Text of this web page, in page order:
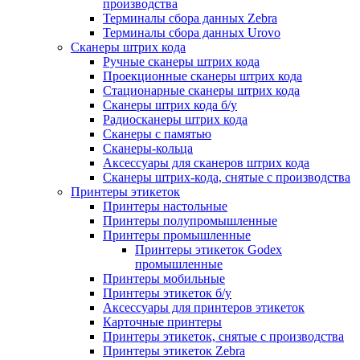
производства
Терминалы сбора данных Zebra
Терминалы сбора данных Urovo
Сканеры штрих кода
Ручные сканеры штрих кода
Проекционные сканеры штрих кода
Стационарные сканеры штрих кода
Сканеры штрих кода б/у
Радиосканеры штрих кода
Сканеры с памятью
Сканеры-кольца
Аксессуары для сканеров штрих кода
Сканеры штрих-кода, снятые с производства
Принтеры этикеток
Принтеры настольные
Принтеры полупромышленные
Принтеры промышленные
Принтеры этикеток Godex
промышленные
Принтеры мобильные
Принтеры этикеток б/у
Аксессуары для принтеров этикеток
Карточные принтеры
Принтеры этикеток, снятые с производства
Принтеры этикеток Zebra